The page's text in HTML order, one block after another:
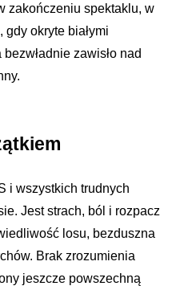
zakończeniu spektaklu, w
okryte białymi
zawisło nad
i wszystkich trudnych
Jest strach, ból i rozpacz
losu, bezduszna
Brak zrozumienia
jeszcze powszechną